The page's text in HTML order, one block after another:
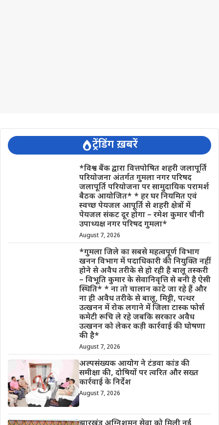
ट्रेंडिंग ख़बरें
*विश्व बैंक द्वारा वित्तपोषित शहरी जलापूर्ति
परियोजना अंतर्गत गुमला नगर परिषद
जलापूर्ति परियोजना पर सामुदायिक परामर्श
बैठक आयोजित* * हर घर नियमित एवं
स्वच्छ पेयजल आपूर्ति से शहरी क्षेत्रों में
पेयजल संकट दूर होगा – रमेश कुमार चीनी
उपाध्यक्ष नगर परिषद गुमला*
August 7, 2026
*गुमला जिले का सबसे महत्वपूर्ण विभाग
खनन विभाग में पदाधिकारी की नियुक्ति नहीं
होने से अवैध तरीके से हो रही है बालू तस्करी
– विभूति कुमार के सेवानिवृत्ति से बनी है ऐसी
स्थिति* * ना तो चालान काटे जा रहे हैं और
ना ही अवैध तरीके से बालू, मिट्टी, पत्थर
उत्खनन में रोक लगाने में जिला टास्क फोर्स
कमेटी रूचि ले रहे जबकि सरकार अवैध
उत्खनन को लेकर कड़ी कार्रवाई की घोषणा
की है*
August 7, 2026
अल्पसंख्यक आयोग ने टंडवा कांड की
समीक्षा की, दोषियों पर त्वरित और सख्त
कार्रवाई के निर्देश
August 7, 2026